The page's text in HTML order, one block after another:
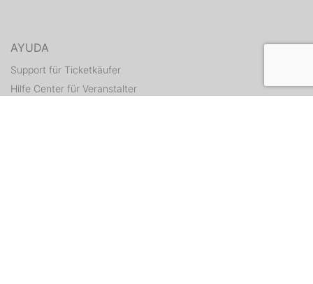
AYUDA
Support für Ticketkäufer
Hilfe Center für Veranstalter